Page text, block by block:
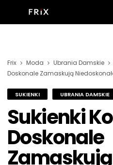
Frix Moda Ubrania Damskie
Doskonale Zamaskują
SUKIENKI UBRANIA DAMSKIE
Sukienki
Doskonale
Zamaskują